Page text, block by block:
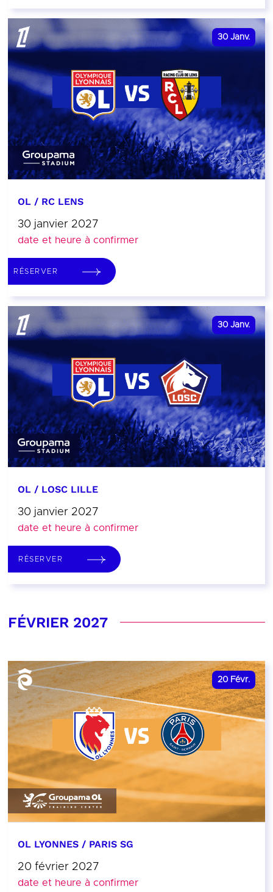
30 Janv.
OL / RC LENS
30 janvier 2027
date et heure à confirmer
RÉSERVER
30 Janv.
OL / LOSC LILLE
30 janvier 2027
date et heure à confirmer
RÉSERVER
FÉVRIER 2027
20 Févr.
OL LYONNES / PARIS SG
20 février 2027
date et heure à confirmer